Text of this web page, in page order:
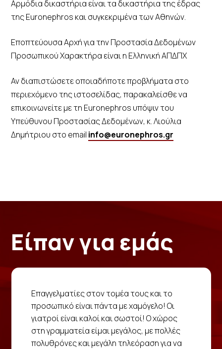
Αρμόδια δικαστήρια είναι τα δικαστήρια της έδρας
της Euronephros και συγκεκριμένα των Αθηνών.
Εποπτεύουσα Αρχή για την Προστασία Δεδομένων
Προσωπικού Χαρακτήρα είναι η Ελληνική ΑΠΔΠΧ
Αν διαπιστώσετε οποιαδήποτε προβλήματα στο
περιεχόμενο της ιστοσελίδας, παρακαλείσθε να
επικοινωνείτε με τη Euronephros υπόψιν του
Υπεύθυνου Προστασίας Δεδομένων, κ. Λιούλια
Δημήτριου στο email info@euronephros.gr
Είπαν για εμάς
Επαγγελματίες στον τομέα τους και το
προσωπικό είναι πάντα με χαμόγελο! Οι
γιατροί είναι καλοί και σωστοί! Ο χώρος
στη γραμματεία είμαι μεγάλος, με πολλές
πολυθρόνες και μεγάλη τηλεόραση για να